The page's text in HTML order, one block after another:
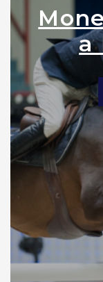
a